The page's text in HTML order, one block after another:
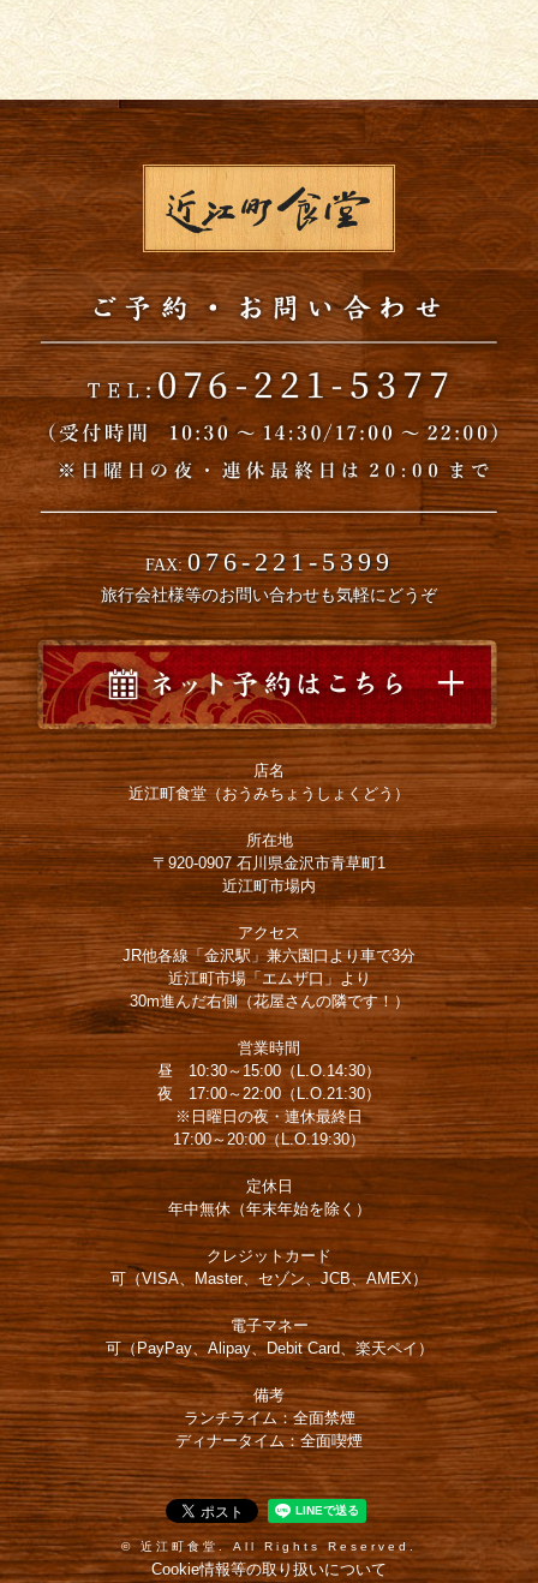
FAX:076-221-5399
旅行会社様等のお問い合わせも気軽にどうぞ
店名
近江町食堂（おうみちょうしょくどう）
所在地
〒920-0907 石川県金沢市青草町1
近江町市場内
アクセス
JR他各線「金沢駅」兼六園口より車で3分
近江町市場「エムザ口」より
30m進んだ右側（花屋さんの隣です！）
営業時間
昼 10:30～15:00（L.O.14:30）
夜 17:00～22:00（L.O.21:30）
※日曜日の夜・連休最終日
17:00～20:00（L.O.19:30）
定休日
年中無休（年末年始を除く）
クレジットカード
可（VISA、Master、セゾン、JCB、AMEX）
電子マネー
可（PayPay、Alipay、Debit Card、楽天ペイ）
備考
ランチライム：全面禁煙
ディナータイム：全面喫煙
© 近江町食堂. All Rights Reserved.
Cookie情報等の取り扱いについて